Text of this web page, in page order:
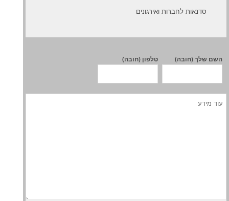
סדנאות לחברות ואירגונים
השם שלך (חובה) טלפון (חובה)